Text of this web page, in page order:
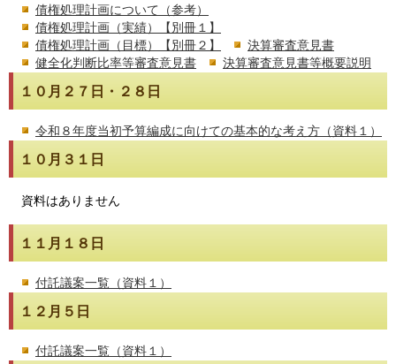
債権処理計画について（参考）
債権処理計画（実績）【別冊１】
債権処理計画（目標）【別冊２】
決算審査意見書
健全化判断比率等審査意見書
決算審査意見書等概要説明
１０月２７日・２８日
令和８年度当初予算編成に向けての基本的な考え方（資料１）
１０月３１日
資料はありません
１１月１８日
付託議案一覧（資料１）
１２月５日
付託議案一覧（資料１）